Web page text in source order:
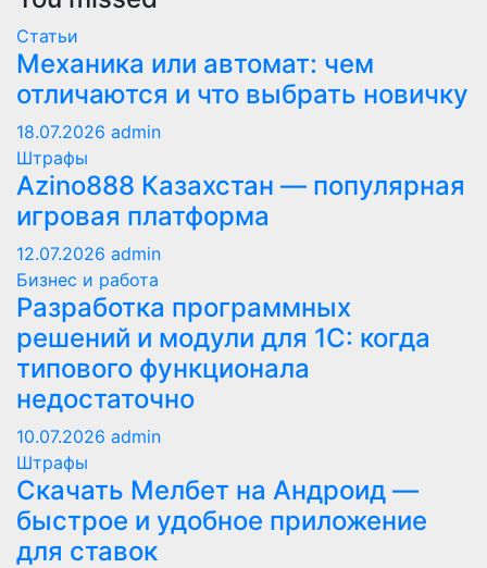
Статьи
Механика или автомат: чем
отличаются и что выбрать новичку
18.07.2026 admin
Штрафы
Azino888 Казахстан — популярная
игровая платформа
12.07.2026 admin
Бизнес и работа
Разработка программных
решений и модули для 1С: когда
типового функционала
недостаточно
10.07.2026 admin
Штрафы
Скачать Мелбет на Андроид —
быстрое и удобное приложение
для ставок